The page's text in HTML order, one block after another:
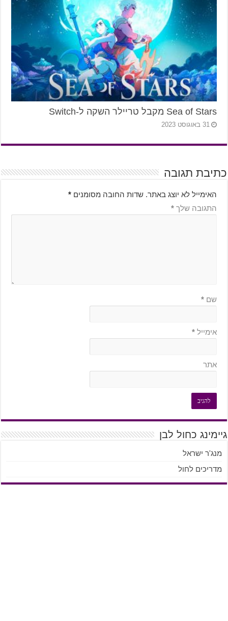
Sea of Stars מקבל טריילר השקה ל-Switch
31 באוגוסט 2023
כתיבת תגובה
האימייל לא יוצג באתר. שדות החובה מסומנים *
התגובה שלך *
שם *
אימייל *
אתר
גיימינג כחול לבן
מנג'ר ישראל
מדריכים לחול